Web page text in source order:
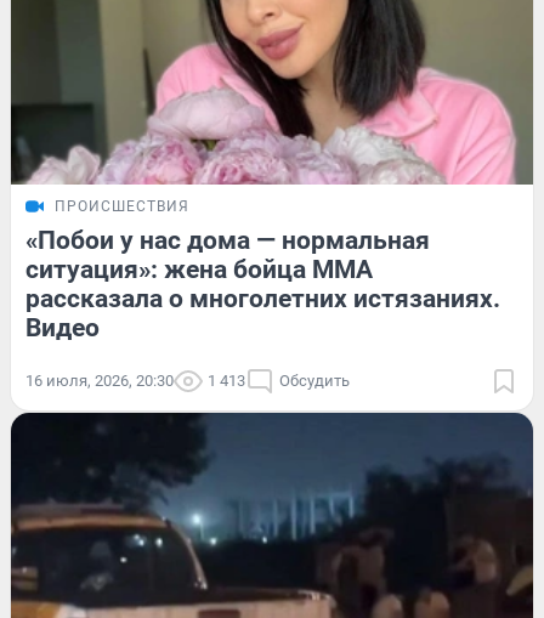
ПРОИСШЕСТВИЯ
«Побои у нас дома — нормальная
ситуация»: жена бойца ММА
рассказала о многолетних истязаниях.
Видео
16 июля, 2026, 20:30 1 413 Обсудить